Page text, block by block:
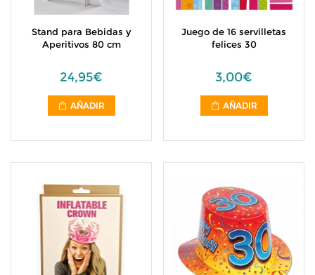
Stand para Bebidas y
Aperitivos 80 cm
24,95€
AÑADIR
Juego de 16 servilletas
felices 30
3,00€
AÑADIR